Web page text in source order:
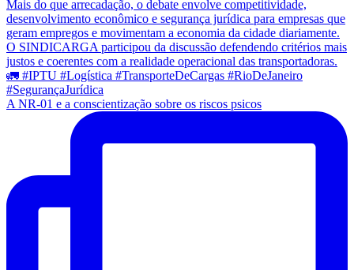
A NR-01 e a conscientização sobre os riscos psicos